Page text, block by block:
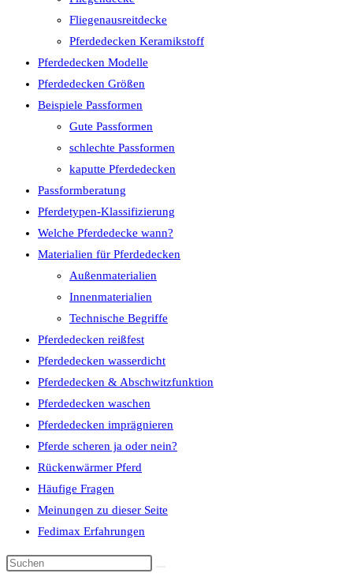
Fliegenausreitdecke
Pferdedecken Keramikstoff
Pferdedecken Modelle
Pferdedecken Größen
Beispiele Passformen
Gute Passformen
schlechte Passformen
kaputte Pferdedecken
Passformberatung
Pferdetypen-Klassifizierung
Welche Pferdedecke wann?
Materialien für Pferdedecken
Außenmaterialien
Innenmaterialien
Technische Begriffe
Pferdedecken reißfest
Pferdedecken wasserdicht
Pferdedecken & Abschwitzfunktion
Pferdedecken waschen
Pferdedecken imprägnieren
Pferde scheren ja oder nein?
Rückenwärmer Pferd
Häufige Fragen
Meinungen zu dieser Seite
Fedimax Erfahrungen
Diese